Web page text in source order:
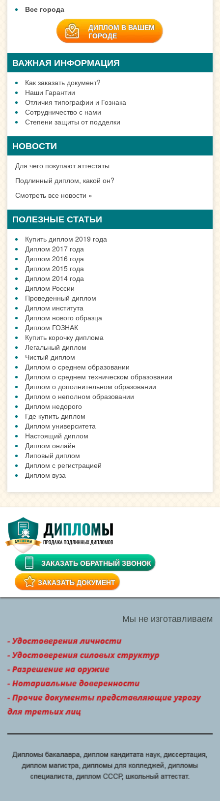
Все города
ДИПЛОМ В ВАШЕМ
ГОРОДЕ
ВАЖНАЯ ИНФОРМАЦИЯ
Как заказать документ?
Наши Гарантии
Отличия типографии и Гознака
Сотрудничество с нами
Степени защиты от подделки
НОВОСТИ
Для чего покупают аттестаты
Подлинный диплом, какой он?
Смотреть все новости »
ПОЛЕЗНЫЕ СТАТЬИ
Купить диплом 2019 года
Диплом 2017 года
Диплом 2016 года
Диплом 2015 года
Диплом 2014 года
Диплом России
Проведенный диплом
Диплом института
Диплом нового образца
Диплом ГОЗНАК
Купить корочку диплома
Легальный диплом
Чистый диплом
Диплом о среднем образовании
Диплом о среднем техническом образовании
Диплом о дополнительном образовании
Диплом о неполном образовании
Диплом недорого
Где купить диплом
Диплом университета
Настоящий диплом
Диплом онлайн
Липовый диплом
Диплом с регистрацией
Диплом вуза
ЗАКАЗАТЬ ОБРАТНЫЙ ЗВОНОК
ЗАКАЗАТЬ ДОКУМЕНТ
Мы не изготавливаем